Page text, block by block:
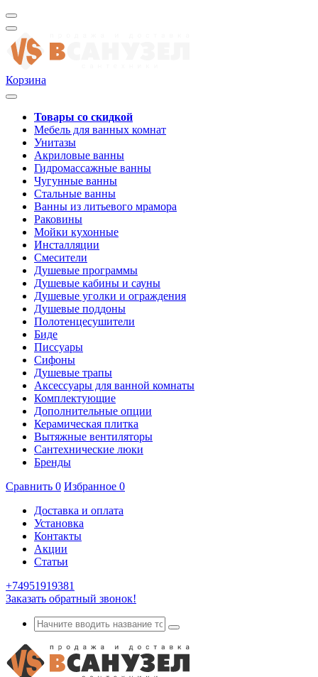
Корзина
Товары со скидкой
Мебель для ванных комнат
Унитазы
Акриловые ванны
Гидромассажные ванны
Чугунные ванны
Стальные ванны
Ванны из литьевого мрамора
Раковины
Мойки кухонные
Инсталляции
Смесители
Душевые программы
Душевые кабины и сауны
Душевые уголки и ограждения
Душевые поддоны
Полотенцесушители
Биде
Писсуары
Сифоны
Душевые трапы
Аксессуары для ванной комнаты
Комплектующие
Дополнительные опции
Керамическая плитка
Вытяжные вентиляторы
Сантехнические люки
Бренды
Сравнить 0 Избранное 0
Доставка и оплата
Установка
Контакты
Акции
Статьи
+74951919381
Заказать обратный звонок!